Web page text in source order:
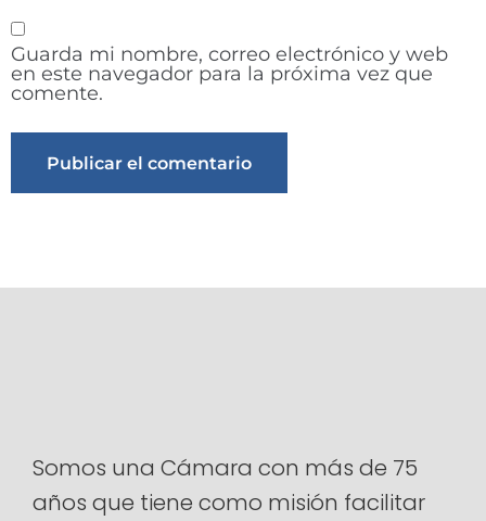
Guarda mi nombre, correo electrónico y web
en este navegador para la próxima vez que
comente.
Somos una Cámara con más de 75
años que tiene como misión facilitar